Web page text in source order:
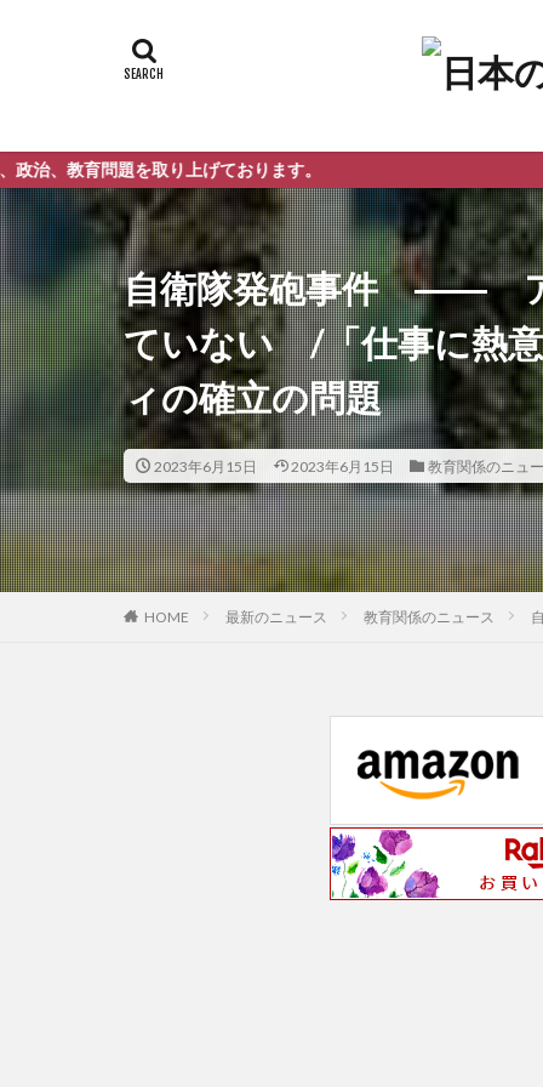
題を取り上げております。
自衛隊発砲事件 ―― ア
ていない /「仕事に熱
ィの確立の問題
2023年6月15日 2023年6月15日 教育関係のニュ
HOME 最新のニュース 教育関係のニュース